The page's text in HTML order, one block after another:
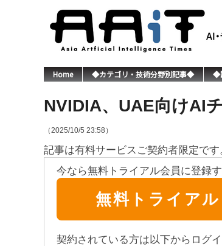
Home ◆カテゴリ・技術分野別記事◆ ◆
NVIDIA、UAE向けAI
（2025/10/5 23:58）
記事は有料サービスご契約者限定です
今なら無料トライアル会員に登録
無料トライアル
契約されている方は以下からログイ